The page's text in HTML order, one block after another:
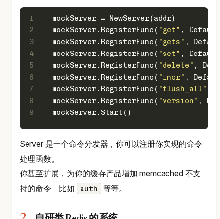
1
2
3
4
5
6
7
8
9
mockServer = NewServer(addr)
mockServer.RegisterFunc( "get" ,
mockServer.RegisterFunc( "gets" ,
mockServer.RegisterFunc( "set" ,
mockServer.RegisterFunc( "delete" ,
mockServer.RegisterFunc( "incr" ,
mockServer.RegisterFunc( "flush_all"
mockServer.RegisterFunc( "version" ,
mockServer.Start()
Server 是一个命令分发器，你可以注册你实现的命令
处理函数。
你甚至扩展，为你的缓存产品增加 memcached 不支
持的命令，比如
auth 等等。